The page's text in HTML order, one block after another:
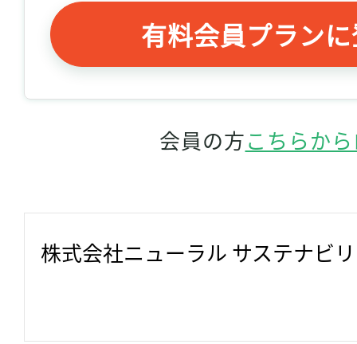
有料会員プラン
会員の方こちらか
株式会社ニューラル サステナビ